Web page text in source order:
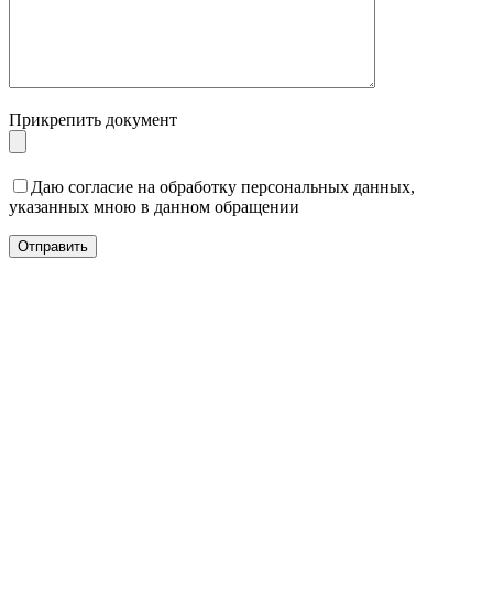
Прикрепить документ
Даю согласие на обработку персональных данных,
указанных мною в данном обращении